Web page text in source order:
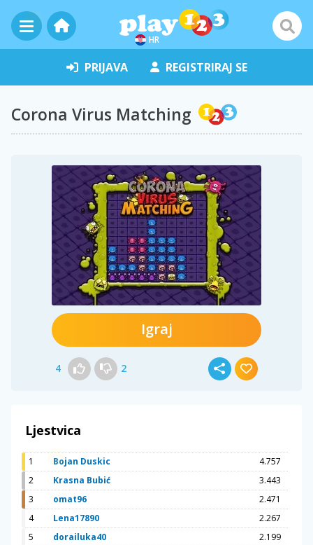
HR
PRIJAVA REGISTRIRAJ SE
Corona Virus Matching
Igraj
4 2
Ljestvica
1 Bojan Duskic
4.757
2
Krasna Bubić
3.443
3
omat96
2.471
4
Lena17890
2.267
5
dorailuka40
2.199